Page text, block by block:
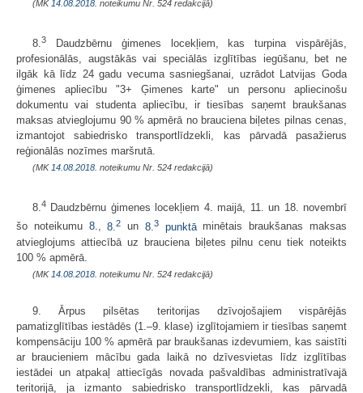
(MK 14.08.2018. noteikumu Nr. 524 redakcijā)
8. 3
Daudzbērnu ģimenes locekļiem, kas turpina vispārējās,
profesionālās, augstākās vai speciālās izglītības iegūšanu, bet ne
ilgāk kā līdz 24 gadu vecuma sasniegšanai, uzrādot Latvijas Goda
ģimenes apliecību "3+ Ģimenes karte" un personu apliecinošu
dokumentu vai studenta apliecību, ir tiesības saņemt braukšanas
maksas atvieglojumu 90 % apmērā no brauciena biļetes pilnas cenas,
izmantojot sabiedrisko transportlīdzekli, kas pārvadā pasažierus
reģionālās nozīmes maršrutā.
(MK 14.08.2018. noteikumu Nr. 524 redakcijā)
8.4 Daudzbērnu ģimenes locekļiem 4. maijā, 11. un 18. novembrī
šo noteikumu 8.,8.2 un 8. 3punktāminētais braukšanas maksas
atvieglojums attiecībā uz brauciena biļetes pilnu cenu tiek noteikts
100 % apmērā.
(MK 14.08.2018. noteikumu Nr. 524 redakcijā)
9. Ārpus pilsētas teritorijas dzīvojošajiem vispārējās
pamatizglītības iestādēs (1.–9. klase) izglītojamiem ir tiesības saņemt
kompensāciju 100 % apmērā par braukšanas izdevumiem, kas saistīti
ar braucieniem mācību gada laikā no dzīvesvietas līdz izglītības
iestādei un atpakaļ attiecīgās novada pašvaldības administratīvajā
teritorijā, ja izmanto sabiedrisko transportlīdzekli, kas pārvadā